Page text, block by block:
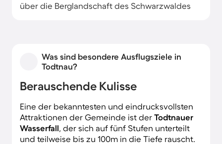
über die Berglandschaft des Schwarzwaldes
Was sind besondere Ausflugsziele in
Todtnau?
Berauschende Kulisse
Eine der bekanntesten und eindrucksvollsten
Attraktionen der Gemeinde ist der Todtnauer
Wasserfall, der sich auf fünf Stufen unterteilt
und teilweise bis zu 100m in die Tiefe rauscht.